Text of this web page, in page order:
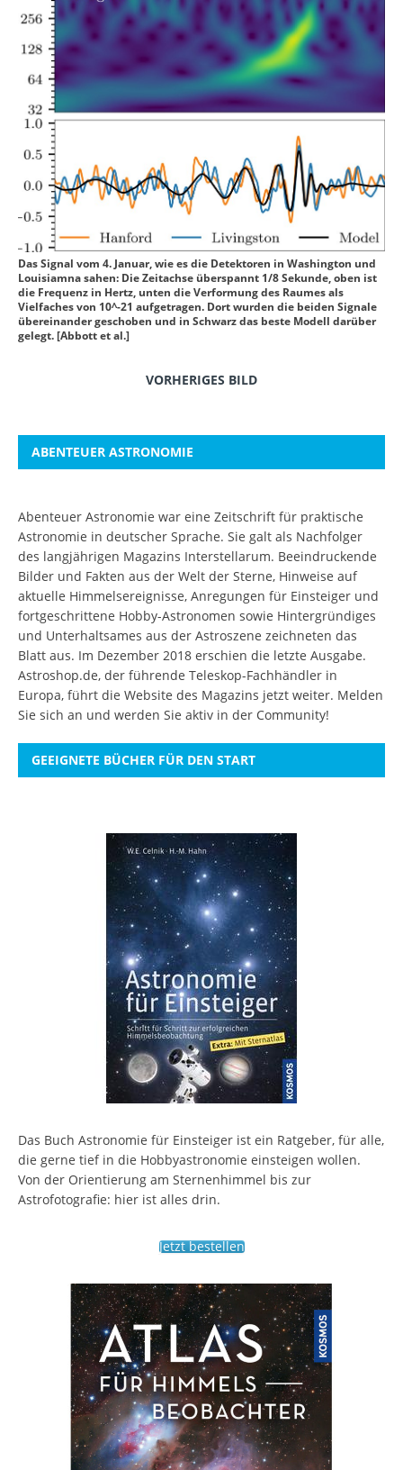
Das Signal vom 4. Januar, wie es die Detektoren in Washington und
Louisiamna sahen: Die Zeitachse überspannt 1/8 Sekunde, oben ist
die Frequenz in Hertz, unten die Verformung des Raumes als
Vielfaches von 10^-21 aufgetragen. Dort wurden die beiden Signale
übereinander geschoben und in Schwarz das beste Modell darüber
gelegt. [Abbott et al.]
VORHERIGES BILD
ABENTEUER ASTRONOMIE
Abenteuer Astronomie war eine Zeitschrift für praktische
Astronomie in deutscher Sprache. Sie galt als Nachfolger
des langjährigen Magazins Interstellarum. Beeindruckende
Bilder und Fakten aus der Welt der Sterne, Hinweise auf
aktuelle Himmelsereignisse, Anregungen für Einsteiger und
fortgeschrittene Hobby-Astronomen sowie Hintergründiges
und Unterhaltsames aus der Astroszene zeichneten das
Blatt aus. Im Dezember 2018 erschien die letzte Ausgabe.
Astroshop.de, der führende Teleskop-Fachhändler in
Europa, führt die Website des Magazins jetzt weiter. Melden
Sie sich an und werden Sie aktiv in der Community!
GEEIGNETE BÜCHER FÜR DEN START
Das Buch Astronomie für Einsteiger ist ein Ratgeber, für alle,
die gerne tief in die Hobbyastronomie einsteigen wollen.
Von der Orientierung am Sternenhimmel bis zur
Astrofotografie: hier ist alles drin.
Jetzt bestellen